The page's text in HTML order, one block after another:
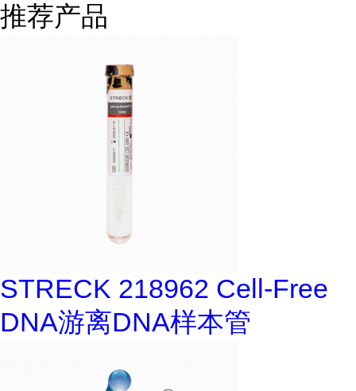
推荐产品
STRECK 218962 Cell-Free
DNA游离DNA样本管